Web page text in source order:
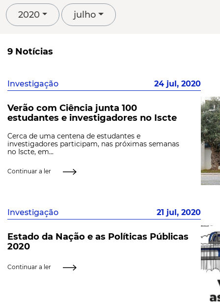
2020 julho
9 Notícias
Investigação 24 jul, 2020
Verão com Ciência junta 100
estudantes e investigadores no Iscte
Cerca de uma centena de estudantes e
investigadores participam, nas próximas semanas
no Iscte, em...
Continuar a ler
Investigação 21 jul, 2020
Estado da Nação e as Políticas Públicas
2020
Continuar a ler